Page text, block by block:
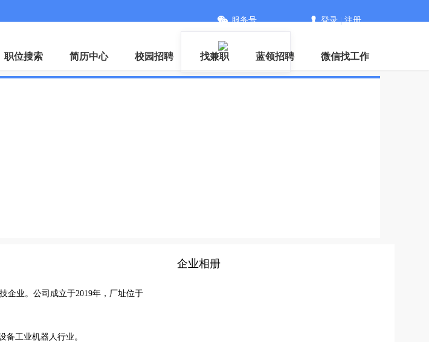
微信
服务号 登录|注册
职位搜索 简历中心 校园招聘 找兼职 蓝领招聘 微信找工作
企业。公司成立于2019年，厂址位于
备工业机器人行业。
企业相册